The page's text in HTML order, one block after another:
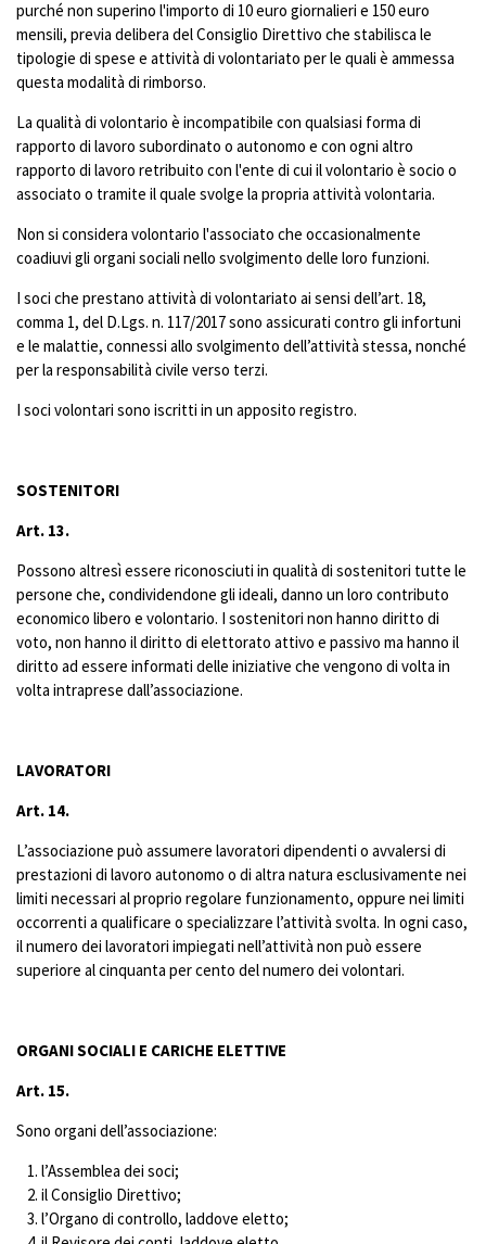
purché non superino l'importo di 10 euro giornalieri e 150 euro
mensili, previa delibera del Consiglio Direttivo che stabilisca le
tipologie di spese e attività di volontariato per le quali è ammessa
questa modalità di rimborso.
La qualità di volontario è incompatibile con qualsiasi forma di
rapporto di lavoro subordinato o autonomo e con ogni altro
rapporto di lavoro retribuito con l'ente di cui il volontario è socio o
associato o tramite il quale svolge la propria attività volontaria.
Non si considera volontario l'associato che occasionalmente
coadiuvi gli organi sociali nello svolgimento delle loro funzioni.
I soci che prestano attività di volontariato ai sensi dell’art. 18,
comma 1, del D.Lgs. n. 117/2017 sono assicurati contro gli infortuni
e le malattie, connessi allo svolgimento dell’attività stessa, nonché
per la responsabilità civile verso terzi.
I soci volontari sono iscritti in un apposito registro.
SOSTENITORI
Art. 13.
Possono altresì essere riconosciuti in qualità di sostenitori tutte le
persone che, condividendone gli ideali, danno un loro contributo
economico libero e volontario. I sostenitori non hanno diritto di
voto, non hanno il diritto di elettorato attivo e passivo ma hanno il
diritto ad essere informati delle iniziative che vengono di volta in
volta intraprese dall’associazione.
LAVORATORI
Art. 14.
L’associazione può assumere lavoratori dipendenti o avvalersi di
prestazioni di lavoro autonomo o di altra natura esclusivamente nei
limiti necessari al proprio regolare funzionamento, oppure nei limiti
occorrenti a qualificare o specializzare l’attività svolta. In ogni caso,
il numero dei lavoratori impiegati nell’attività non può essere
superiore al cinquanta per cento del numero dei volontari.
ORGANI SOCIALI E CARICHE ELETTIVE
Art. 15.
Sono organi dell’associazione:
l’Assemblea dei soci;
il Consiglio Direttivo;
l’Organo di controllo, laddove eletto;